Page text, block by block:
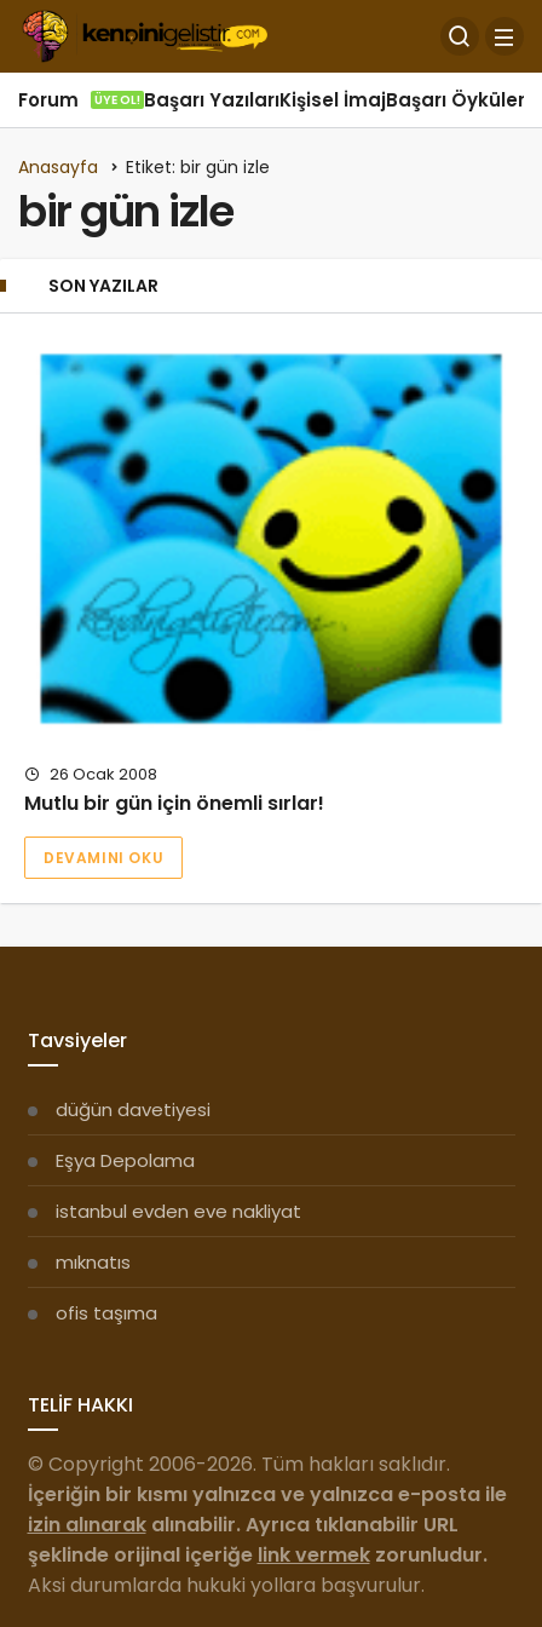
Forum ÜYE OL! Başarı YazılarıKişisel İmajBaşarı Öyküleri
Anasayfa Etiket: bir gün izle
bir gün izle
SON YAZILAR
26 Ocak 2008
Mutlu bir gün için önemli sırlar!
DEVAMINI OKU
Tavsiyeler
düğün davetiyesi
Eşya Depolama
istanbul evden eve nakliyat
mıknatıs
ofis taşıma
TELİF HAKKI
© Copyright 2006-2026. Tüm hakları saklıdır.
İçeriğin bir kısmı yalnızca ve yalnızca e-posta ile
izin alınarakalınabilir. Ayrıca tıklanabilir URL
şeklinde orijinal içeriğe link vermekzorunludur.
Aksi durumlarda hukuki yollara başvurulur.